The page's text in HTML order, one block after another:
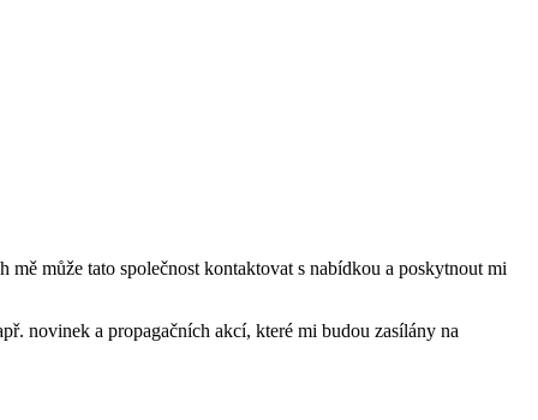
může tato společnost kontaktovat s nabídkou a poskytnout mi
novinek a propagačních akcí, které mi budou zasílány na